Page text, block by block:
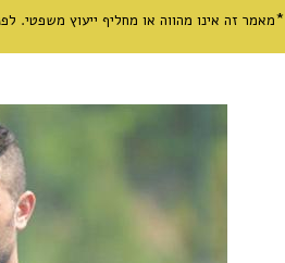
*מאמר זה אינו מהווה או מחליף ייעוץ משפטי.